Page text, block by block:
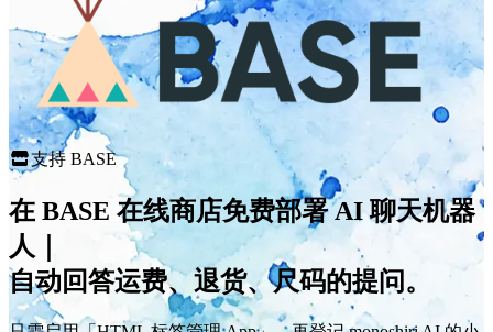
支持 BASE
在 BASE 在线商店免费部署 AI 聊天机器
人｜
自动回答运费、退货、尺码的提问。